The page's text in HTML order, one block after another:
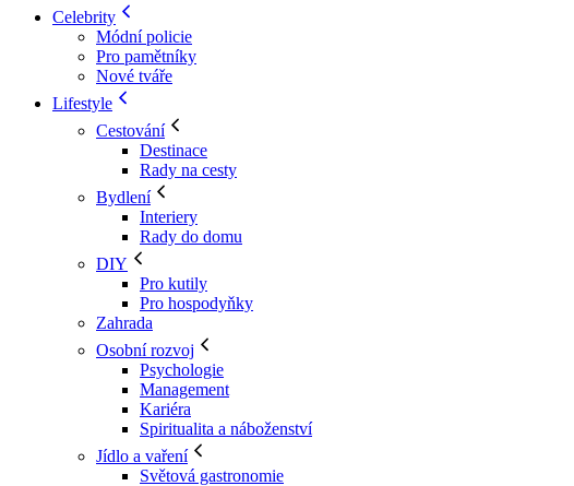
Celebrity
Módní policie
Pro pamětníky
Nové tváře
Lifestyle
Cestování
Destinace
Rady na cesty
Bydlení
Interiery
Rady do domu
DIY
Pro kutily
Pro hospodyňky
Zahrada
Osobní rozvoj
Psychologie
Management
Kariéra
Spiritualita a náboženství
Jídlo a vaření
Světová gastronomie